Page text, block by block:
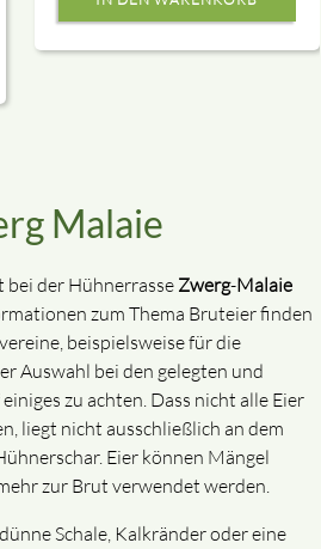
Malaie
der HühnerrasseZwerg-Malaie
zum Thema Bruteier finden
beispielsweise für die
Auswahl bei den gelegten und
zu achten. Dass nicht alle Eier
liegt nicht ausschließlich an dem
Eier können Mängel
zur Brut verwendet werden.
Schale, Kalkränder oder eine